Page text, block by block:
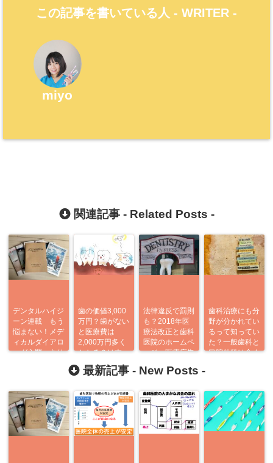
この記事を書いている人 - WRITER -
miyo
関連記事 - Related Posts -
デンタルハイジ
ーン連載 もう
悩まない！メデ
ィカルダイアロ
ーグ入門 あり
歯の価値3,000
万円？歯がない
と医療費は
2,000万円多く
かかる？は本
当？
法律違反で罰則
も？2018年医
療法改正と歯科
医院のホームペ
ージ 医療広告
変更点とは？
歯科治療にも分
野が分かれてい
るって知ってい
た？一般歯科と
口腔外科は全く
最新記事 - New Posts -